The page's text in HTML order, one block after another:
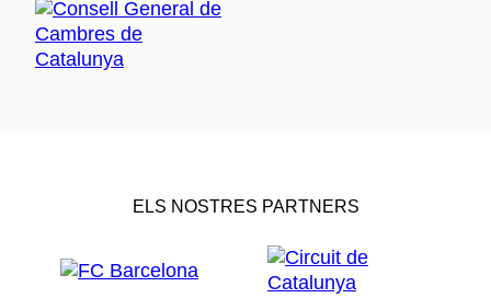
ELS NOSTRES PARTNERS